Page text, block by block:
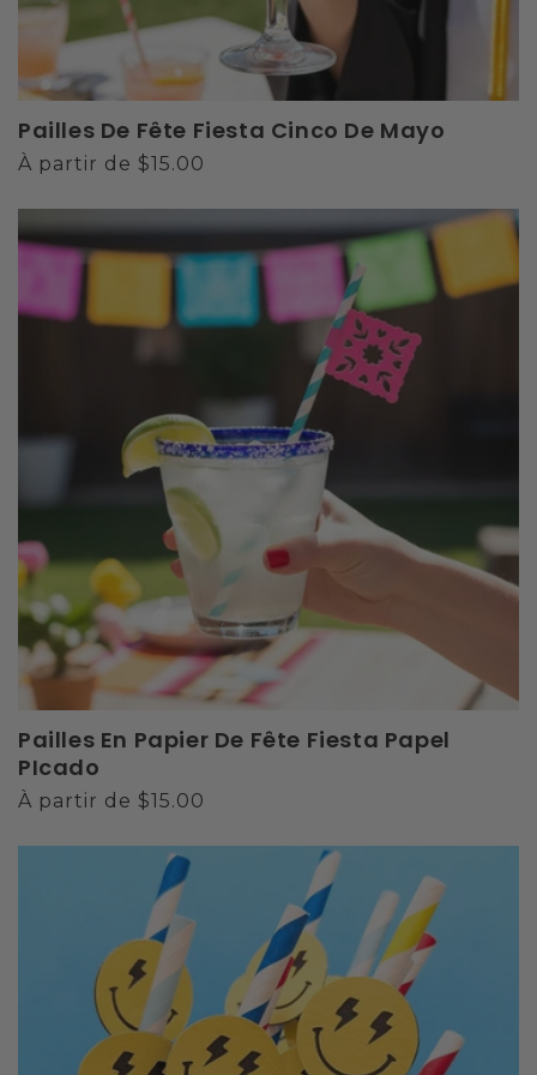
Pailles De Fête Fiesta Cinco De Mayo
Prix
À partir de $15.00
Pailles En Papier De Fête Fiesta Papel
PIcado
Prix
À partir de $15.00